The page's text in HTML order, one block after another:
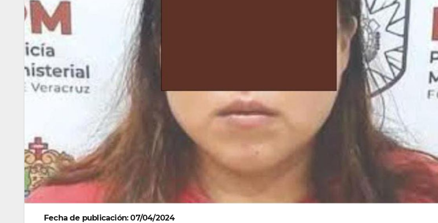
Fecha de publicación: 07/04/2024